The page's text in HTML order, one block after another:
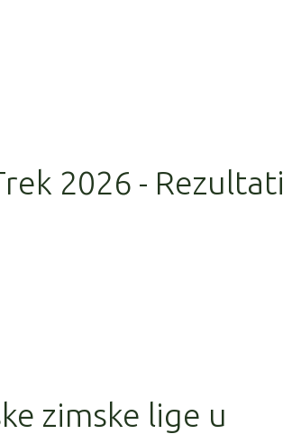
2026 - Rezultati
zimske lige u